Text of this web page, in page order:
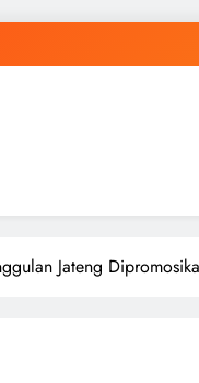
Jateng